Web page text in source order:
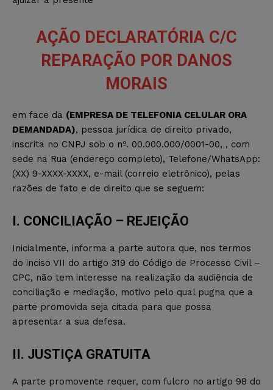
AÇÃO DECLARATÓRIA C/C
REPARAÇÃO POR DANOS
MORAIS
em face da (EMPRESA DE TELEFONIA CELULAR ORA
DEMANDADA), pessoa jurídica de direito privado,
inscrita no CNPJ sob o nº. 00.000.000/0001-00, , com
sede na Rua (endereço completo), Telefone/WhatsApp:
(XX) 9-XXXX-XXXX, e-mail (correio eletrônico), pelas
razões de fato e de direito que se seguem:
I. CONCILIAÇÃO – REJEIÇÃO
Inicialmente, informa a parte autora que, nos termos
do inciso VII do artigo 319 do Código de Processo Civil –
CPC, não tem interesse na realização da audiência de
conciliação e mediação, motivo pelo qual pugna que a
parte promovida seja citada para que possa
apresentar a sua defesa.
II. JUSTIÇA GRATUITA
A parte promovente requer, com fulcro no artigo 98 do